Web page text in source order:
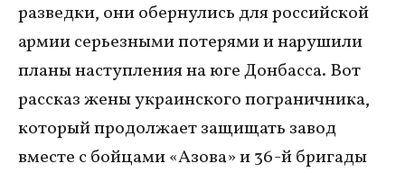
разведки, они обернулись для российской
армии серьезными потерями и нарушили
планы наступления на юге Донбасса. Вот
рассказ жены украинского пограничника,
который продолжает защищать завод
вместе с бойцами «Азова» и 36-й бригады